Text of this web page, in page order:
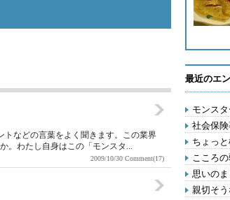
などの言葉をよく聞きます。この業界
。わたし自身はこの「モンスタ...
2009/10/30 Comment(17)
最近のエ
モンス
社会保
ちょっ
こころ
思いの
親切そ